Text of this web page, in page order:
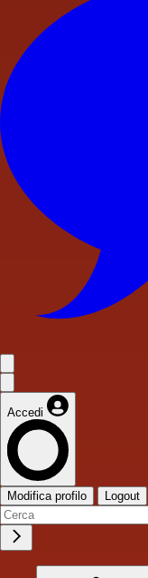
Accedi
Modifica profilo Logout